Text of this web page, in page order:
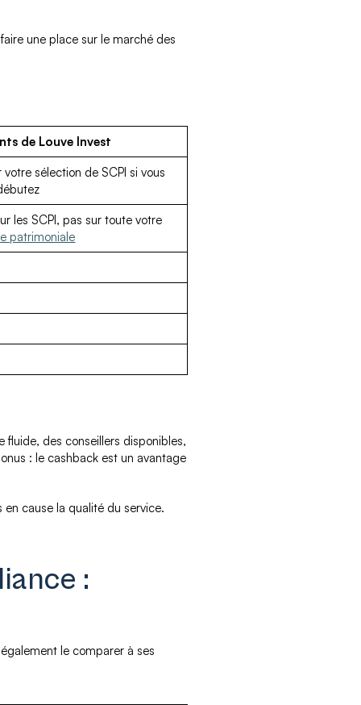
une place sur le marché des
de Louve Invest
sélection de SCPI si vous
les SCPI, pas sur toute votre
patrimoniale
fluide, des conseillers disponibles,
: le cashback est un avantage
cause la qualité du service.
:
le comparer à ses